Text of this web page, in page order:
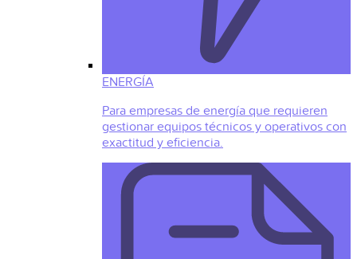
ENERGÍA
Para empresas de energía que requieren
gestionar equipos técnicos y operativos con
exactitud y eficiencia.